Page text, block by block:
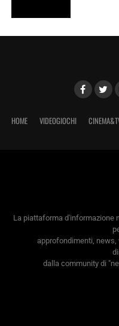
HOME VIDEOGIOCHI
La piattaforma d'informazione
approfondimenti, news,
dalla community di